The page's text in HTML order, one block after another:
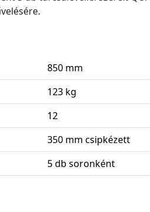
850 mm
123 kg
12
350 mm csipkézett
5 db soronként